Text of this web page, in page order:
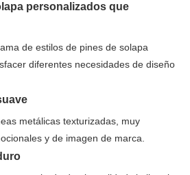
personalizados que
de estilos de pines de solapa
diferentes necesidades de diseño
metálicas texturizadas, muy
y de imagen de marca.